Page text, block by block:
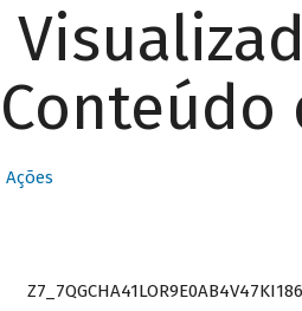
Conteúdo
Ações